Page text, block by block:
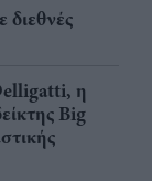
διεθνές
η
Big